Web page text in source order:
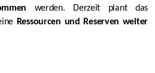
werden. Derzeit plant das
Ressourcen und Reserven weiter